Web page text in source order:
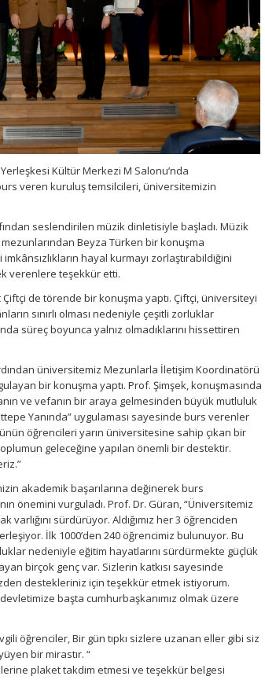
Kültür Merkezi M Salonu’nda
veren kuruluş temsilcileri, üniversitemizin
seslendirilen müzik dinletisiyle başladı. Müzik
Beyza Türken bir konuşma
hayal kurmayı zorlaştırabildiğini
verenlere teşekkür etti.
de törende bir konuşma yaptı. Çiftçi, üniversiteyi
sınırlı olması nedeniyle çeşitli zorluklar
süreç boyunca yalnız olmadıklarını hissettiren
üniversitemiz Mezunlarla İletişim Koordinatörü
bir konuşma yaptı. Prof. Şimşek, konuşmasında
ve vefanın bir araya gelmesinden büyük mutluluk
Yanında” uygulaması sayesinde burs verenler
öğrencileri yarın üniversitesine sahip çıkan bir
geleceğine yapılan önemli bir destektir.
akademik başarılarına değinerek burs
önemini vurguladı. Prof. Dr. Güran, “Üniversitemiz
sürdürüyor. Aldığımız her 3 öğrenciden
İlk 1000’den 240 öğrencimiz bulunuyor. Bu
nedeniyle eğitim hayatlarını sürdürmekte güçlük
birçok genç var. Sizlerin katkısı sayesinde
destekleriniz için teşekkür etmek istiyorum.
başta cumhurbaşkanımız olmak üzere
öğrenciler, Bir gün tıpkı sizlere uzanan eller gibi siz
bir mirastır. “
plaket takdim etmesi ve teşekkür belgesi